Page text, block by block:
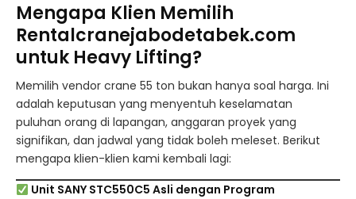
Mengapa Klien Memilih
Rentalcranejabodetabek.com
untuk Heavy Lifting?
Memilih vendor crane 55 ton bukan hanya soal harga. Ini
adalah keputusan yang menyentuh keselamatan
puluhan orang di lapangan, anggaran proyek yang
signifikan, dan jadwal yang tidak boleh meleset. Berikut
mengapa klien-klien kami kembali lagi:
Unit SANY STC550C5 Asli dengan Program